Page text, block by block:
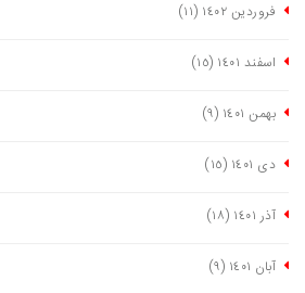
فروردین ١٤٠٢ (١١)
اسفند ١٤٠١ (١٥)
بهمن ١٤٠١ (٩)
دی ١٤٠١ (١٥)
آذر ١٤٠١ (١٨)
آبان ١٤٠١ (٩)